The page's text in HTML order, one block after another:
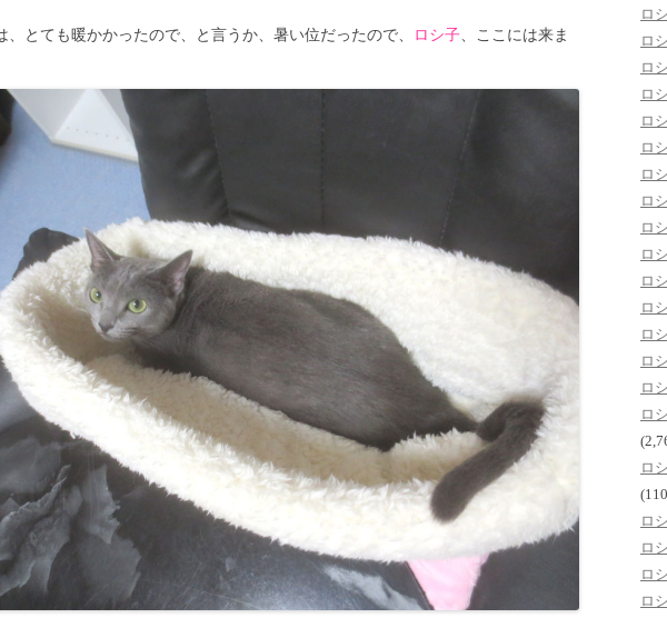
、とても暖かかったので、と言うか、暑い位だったので、 ロシ子、ここには来ま
ロ
ロ
ロ
ロ
ロ
ロ
ロ
ロ
ロ
ロ
ロ
ロ
ロ
ロ
ロ
ロ
ロ
ロ
ロ
ロ
ロ